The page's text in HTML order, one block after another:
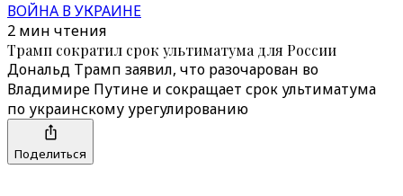
ВОЙНА В УКРАИНЕ
2 мин чтения
Трамп сократил срок ультиматума для России
Дональд Трамп заявил, что разочарован во
Владимире Путине и сокращает срок ультиматума
по украинскому урегулированию
Поделиться